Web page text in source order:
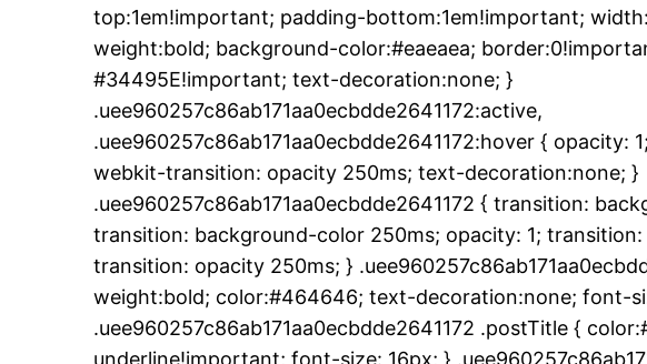
S'ABONNER MAINTENANT
Related
Ahmed Charaï dans La Razón : la position
claire de Sanchez sur le Sahara rend
justice à l’histoire
Le jour suivant l’audience accordée par le
Ahmed Charaï, président de Global
Holding, signe une tribune sur le journal
espagnol La Razón, sous l’intitulé «Maroc-
Espagne : une relation stratégique forte».
Dans cet article, il explore cinq aspects
23 February 2024
In "Analysis"
Jared
VI et
22
top:1em!important; padding-bottom:1em!important;
weight:bold; background-color:#eaeaea;
#34495E!important; text-decoration:none; }
.uee960257c86ab171aa0ecbdde2641172:active,
.uee960257c86ab171aa0ecbdde2641172:hover { opacity:
webkit-transition: opacity 250ms; text-decoration:none; }
.uee960257c86ab171aa0ecbdde2641172 { transition:
transition: background-color 250ms; opacity: 1;
transition: opacity 250ms; }
weight:bold; color:#464646; text-decoration:none; font-
.uee960257c86ab171aa0ecbdde2641172 .postTitle {
underline!important; font-size: 16px; }